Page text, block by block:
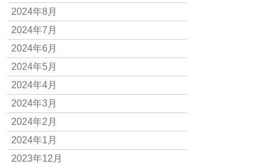
2024年8月
2024年7月
2024年6月
2024年5月
2024年4月
2024年3月
2024年2月
2024年1月
2023年12月